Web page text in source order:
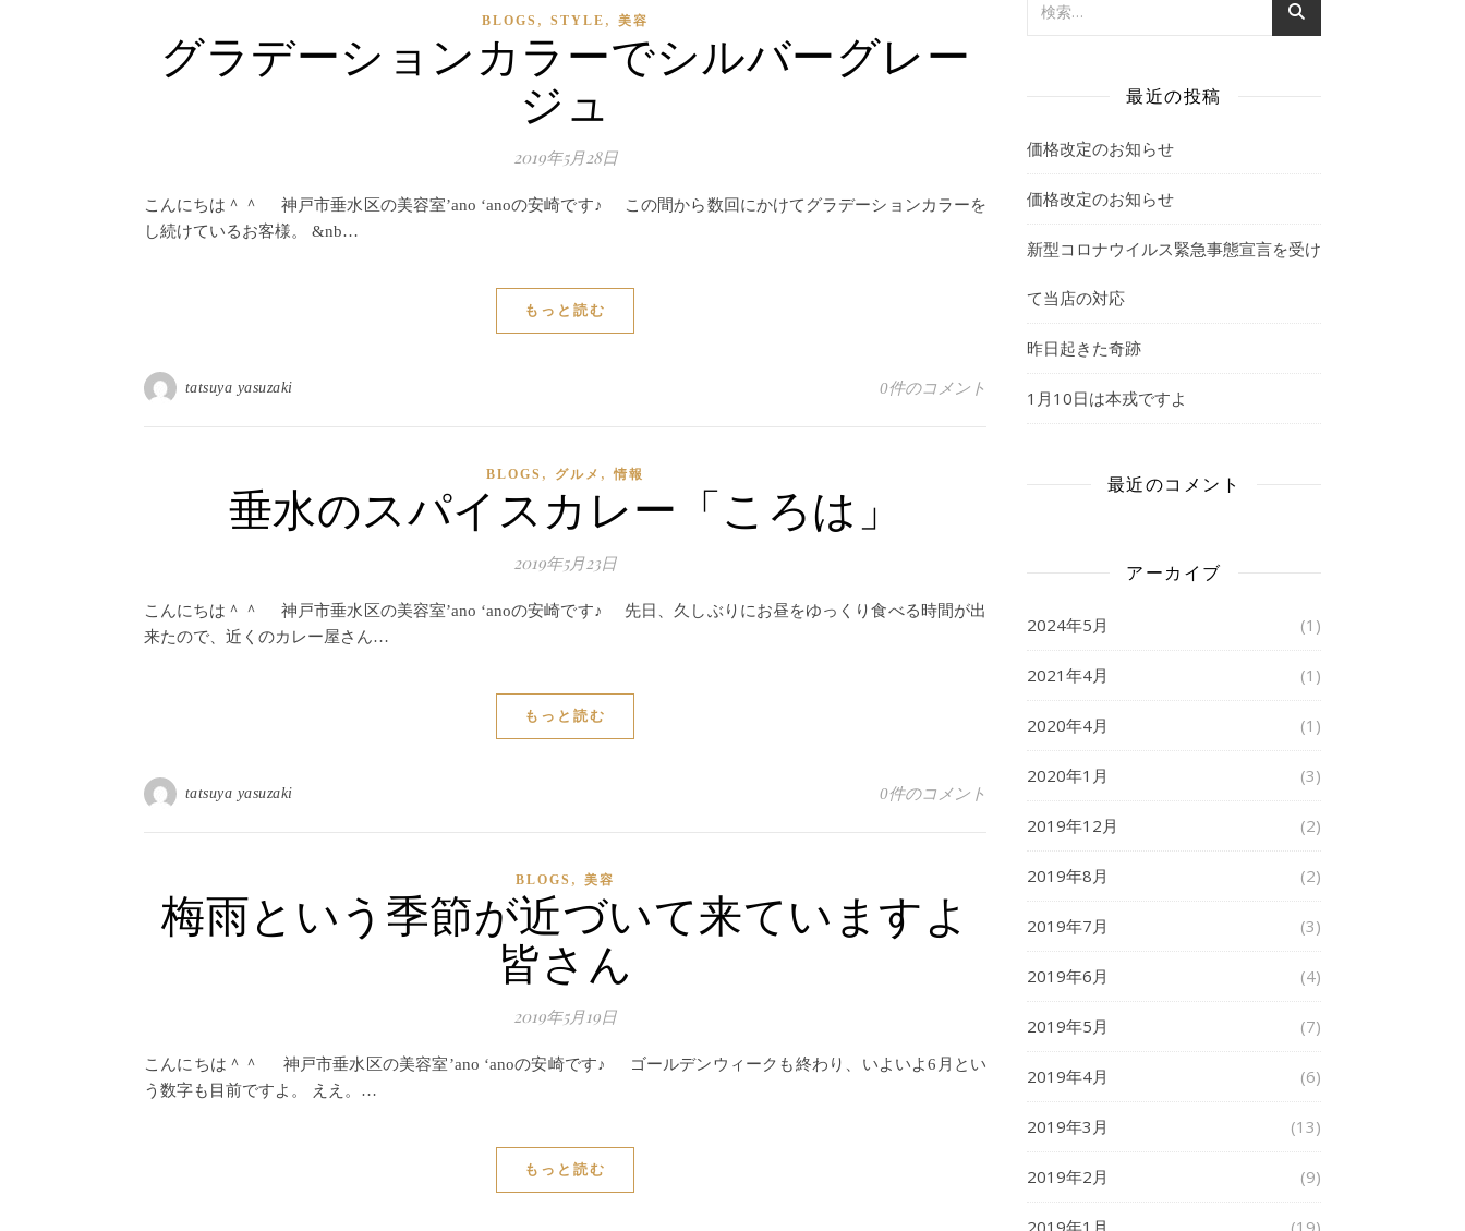
BLOGS , STYLE , 美容
グラデーションカラーでシルバーグレー
ジュ
2019年5月28日
こんにちは＾＾ 神戸市垂水区の美容室’ano ‘anoの安崎です♪ この間から数回にかけてグラデーションカラーを
し続けているお客様。 &nb…
もっと読む
tatsuya yasuzaki 0件のコメント
BLOGS , グルメ ,情報
垂水のスパイスカレー「ころは」
2019年5月23日
こんにちは＾＾ 神戸市垂水区の美容室’ano ‘anoの安崎です♪ 先日、久しぶりにお昼をゆっくり食べる時間が出
来たので、近くのカレー屋さん…
もっと読む
tatsuya yasuzaki 0件のコメント
BLOGS , 美容
梅雨という季節が近づいて来ていますよ
皆さん
2019年5月19日
こんにちは＾＾ 神戸市垂水区の美容室’ano ‘anoの安崎です♪ ゴールデンウィークも終わり、いよいよ6月とい
う数字も目前ですよ。 ええ。…
もっと読む
最近の投稿
価格改定のお知らせ
価格改定のお知らせ
新型コロナウイルス緊急事態宣言を受け
て当店の対応
昨日起きた奇跡
1月10日は本戎ですよ
最近のコメント
アーカイブ
2024年5月 (1)
2021年4月 (1)
2020年4月 (1)
2020年1月 (3)
2019年12月 (2)
2019年8月 (2)
2019年7月 (3)
2019年6月 (4)
2019年5月 (7)
2019年4月 (6)
2019年3月 (13)
2019年2月 (9)
2019年1月 (19)